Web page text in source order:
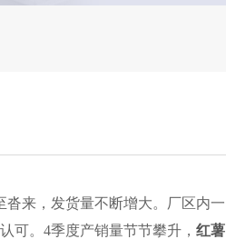
来，发货量不断增大。厂区内一
可。4季度产销量节节攀升， 红薯